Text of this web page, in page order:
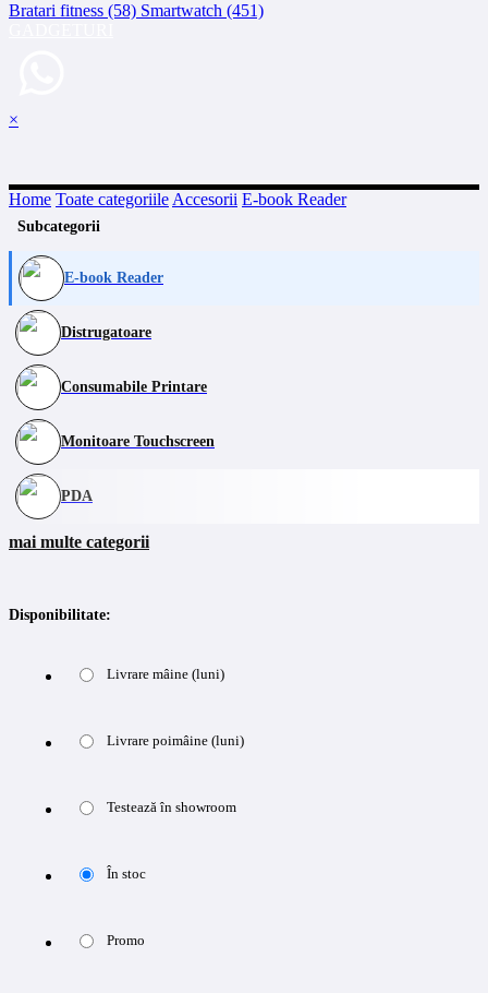
Bratari fitness (58) Smartwatch (451)
×
Home Toate categoriile Accesorii E-book Reader
Subcategorii
E-book Reader
Distrugatoare
Consumabile Printare
Monitoare Touchscreen
PDA
mai multe categorii
Disponibilitate:
Livrare mâine (luni)
Livrare poimâine (luni)
Testează în showroom
În stoc
Promo